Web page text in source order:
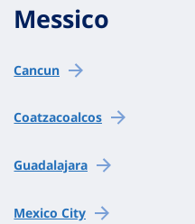
Messico
Cancun
Coatzacoalcos
Guadalajara
Mexico City